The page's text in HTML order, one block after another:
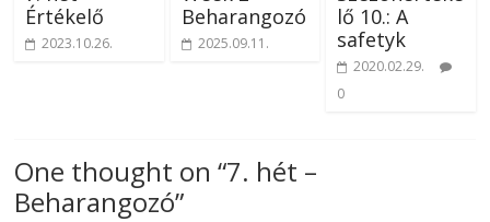
Értékelő
2023.10.26.
Beharangozó
2025.09.11.
lő 10.: A
safetyk
2020.02.29.
0
One thought on “7. hét –
Beharangozó”